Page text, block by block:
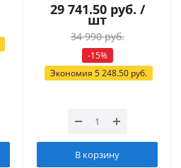
29 741.50руб. /
шт
34 990руб.
-15%
Экономия 5 248.50руб.
В корзину